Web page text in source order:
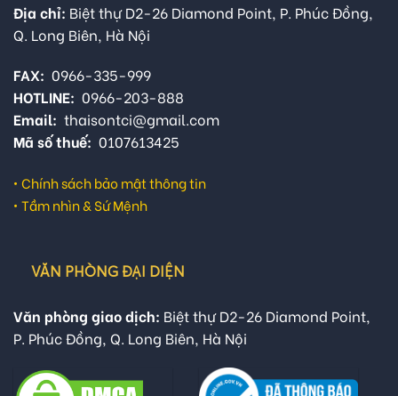
Địa chỉ: Biệt thự D2-26 Diamond Point, P. Phúc Đồng,
Q. Long Biên, Hà Nội
FAX: 0966-335-999
HOTLINE: 0966-203-888
Email: thaisontci@gmail.com
Mã số thuế: 0107613425
• Chính sách bảo mật thông tin
• Tầm nhìn & Sứ Mệnh
VĂN PHÒNG ĐẠI DIỆN
Văn phòng giao dịch: Biệt thự D2-26 Diamond Point,
P. Phúc Đồng, Q. Long Biên, Hà Nội